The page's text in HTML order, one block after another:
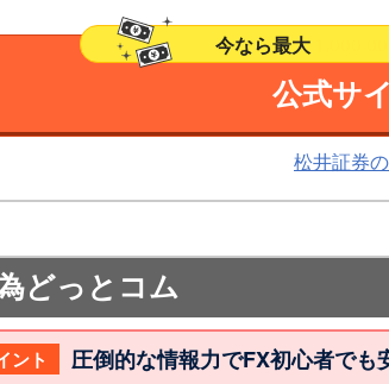
今なら最大
公式サ
松井証券
どっとコム
ント 圧倒的な情報力でFX初心者で